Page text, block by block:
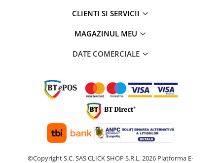
CLIENTI SI SERVICII
MAGAZINUL MEU
DATE COMERCIALE
©Copyright S.C. SAS CLICK SHOP S.R.L. 2026 Platforma E-